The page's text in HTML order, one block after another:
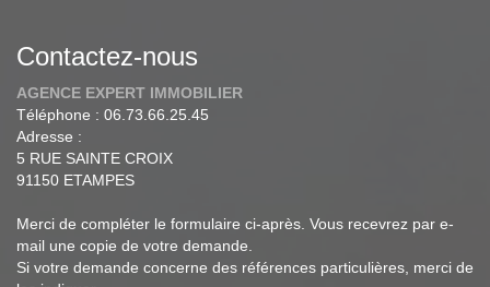
Contactez-nous
AGENCE EXPERT IMMOBILIER
Téléphone : 06.73.66.25.45
Adresse :
5 RUE SAINTE CROIX
91150 ETAMPES
Merci de compléter le formulaire ci-après. Vous recevrez par e-
mail une copie de votre demande.
Si votre demande concerne des références particulières, merci de